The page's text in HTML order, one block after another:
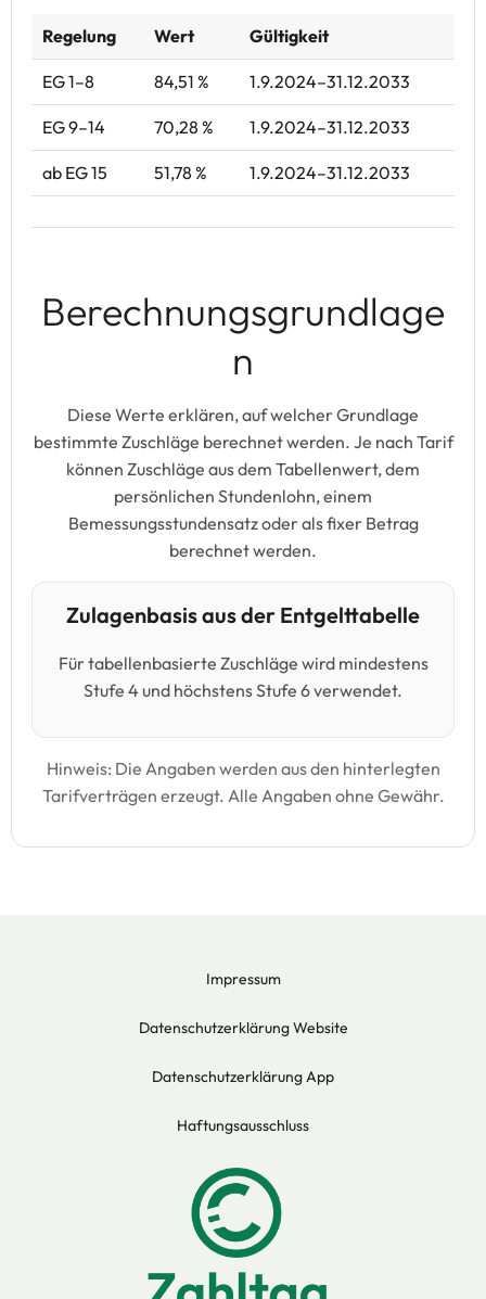
Regelung Wert Gültigkeit
EG 1–8 84,51 % 1.9.2024–31.12.2033
EG 9–14 70,28 % 1.9.2024–31.12.2033
ab EG 15 51,78 % 1.9.2024–31.12.2033
Berechnungsgrundlage
n
Diese Werte erklären, auf welcher Grundlage
bestimmte Zuschläge berechnet werden. Je nach Tarif
können Zuschläge aus dem Tabellenwert, dem
persönlichen Stundenlohn, einem
Bemessungsstundensatz oder als fixer Betrag
berechnet werden.
Zulagenbasis aus der Entgelttabelle
Für tabellenbasierte Zuschläge wird mindestens
Stufe 4 und höchstens Stufe 6 verwendet.
Hinweis: Die Angaben werden aus den hinterlegten
Tarifverträgen erzeugt. Alle Angaben ohne Gewähr.
Impressum
Datenschutzerklärung Website
Datenschutzerklärung App
Haftungsausschluss